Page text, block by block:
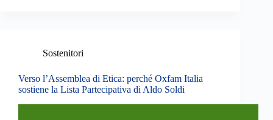
Sostenitori
Verso l’Assemblea di Etica: perché Oxfam Italia
sostiene la Lista Partecipativa di Aldo Soldi